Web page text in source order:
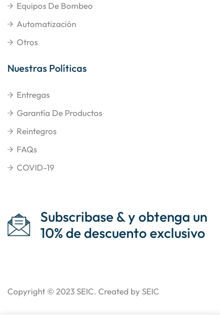
Equipos De Bombeo
Automatización
Otros
Nuestras Políticas
Entregas
Garantía De Productos
Reintegros
FAQs
COVID-19
Subscribase & y obtenga un
10% de descuento exclusivo
Copyright © 2023 SEIC. Created by SEIC